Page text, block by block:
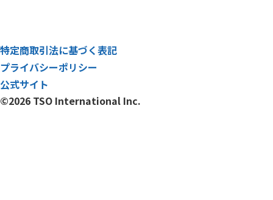
特定商取引法に基づく表記
プライバシーポリシー
公式サイト
©2026 TSO International Inc.